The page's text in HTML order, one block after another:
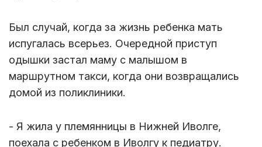
Был случай, когда за жизнь ребенка мать
испугалась всерьез. Очередной приступ
одышки застал маму с малышом в
маршрутном такси, когда они возвращались
домой из поликлиники.
- Я жила у племянницы в Нижней Иволге,
поехала с ребенком в Иволгу к педиатру.